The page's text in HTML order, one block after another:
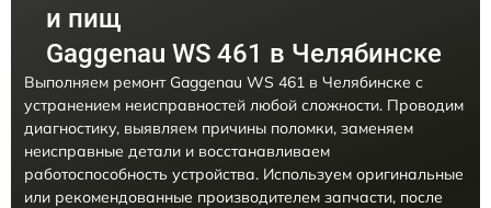
и пищ
Gaggenau WS 461 в Челябинске
Выполняем ремонт Gaggenau WS 461 в Челябинске с
устранением неисправностей любой сложности. Проводим
диагностику, выявляем причины поломки, заменяем
неисправные детали и восстанавливаем
работоспособность устройства. Используем оригинальные
или рекомендованные производителем запчасти, после